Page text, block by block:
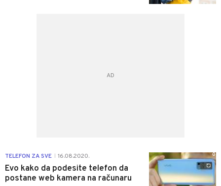
TELEFON ZA SVE 16.08.2020.
Evo kako da podesite telefon da
postane web kamera na računaru
0